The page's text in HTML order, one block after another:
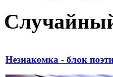
Незнакомка - блок